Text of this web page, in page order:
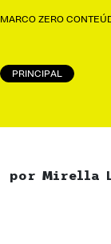
MARCO ZERO
PRINCIPAL
por Mirella